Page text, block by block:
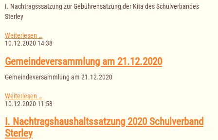
Schulverbandes
I. Nachtragsssatzung zur Gebührensatzung der Kita des Schulverbandes
Sterley
Weiterlesen …I.
Nachtragsssatzung
Gebührensatzung
der
Kita
des
Sterley
10.12.2020 14:38
Gemeindeversammlung am 21.12.2020
Gemeindeversammlung am 21.12.2020
Weiterlesen …
am
10.12.2020 11:58
I. Nachtragshaushaltssatzung 2020 Schulverband
Sterley